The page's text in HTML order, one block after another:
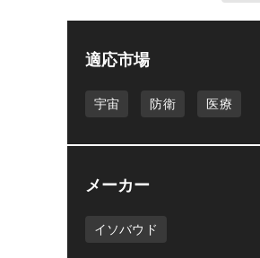
適応市場
宇宙 防衛 医療
メーカー
イソバウド